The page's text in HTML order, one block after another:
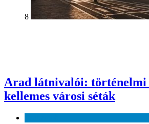
8
Arad látnivalói: történelmi
kellemes városi séták